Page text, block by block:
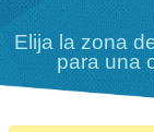
Elija la zona
para una